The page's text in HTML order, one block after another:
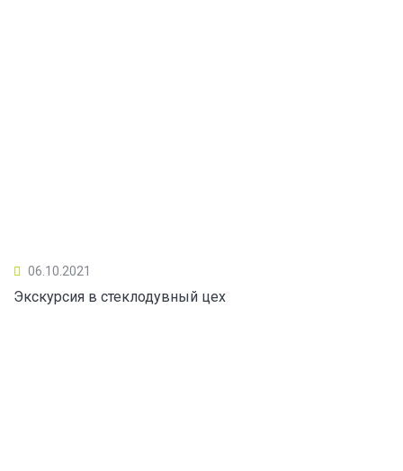
06.10.2021
Экскурсия в стеклодувный цех